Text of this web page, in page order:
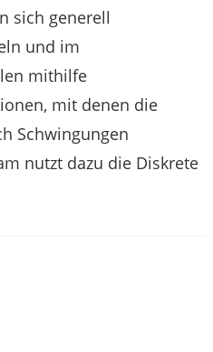
sich generell
und im
mithilfe
mit denen die
Schwingungen
nutzt dazu die Diskrete